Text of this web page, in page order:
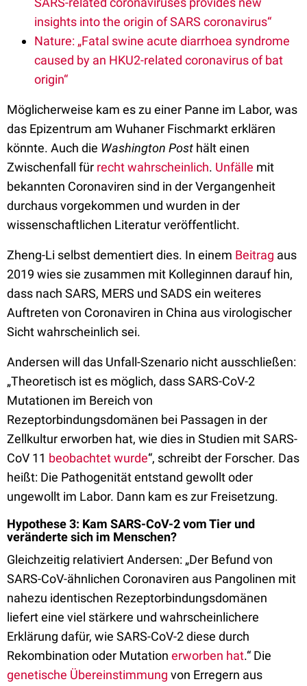
insights into the origin of SARS coronavirus“
Nature: „Fatal swine acute diarrhoea syndrome
caused by an HKU2-related coronavirus of bat
origin“
Möglicherweise kam es zu einer Panne im Labor, was
das Epizentrum am Wuhaner Fischmarkt erklären
könnte. Auch die Washington Post hält einen
Zwischenfall für recht wahrscheinlich. Unfälle mit
bekannten Coronaviren sind in der Vergangenheit
durchaus vorgekommen und wurden in der
wissenschaftlichen Literatur veröffentlicht.
Zheng-Li selbst dementiert dies. In einem Beitrag aus
2019 wies sie zusammen mit Kolleginnen darauf hin,
dass nach SARS, MERS und SADS ein weiteres
Auftreten von Coronaviren in China aus virologischer
Sicht wahrscheinlich sei.
Andersen will das Unfall-Szenario nicht ausschließen:
„Theoretisch ist es möglich, dass SARS-CoV-2
Mutationen im Bereich von
Rezeptorbindungsdomänen bei Passagen in der
Zellkultur erworben hat, wie dies in Studien mit SARS-
CoV 11 beobachtet wurde“, schreibt der Forscher. Das
heißt: Die Pathogenität entstand gewollt oder
ungewollt im Labor. Dann kam es zur Freisetzung.
Hypothese 3: Kam SARS-CoV-2 vom Tier und
veränderte sich im Menschen?
Gleichzeitig relativiert Andersen: „Der Befund von
SARS-CoV-ähnlichen Coronaviren aus Pangolinen mit
nahezu identischen Rezeptorbindungsdomänen
liefert eine viel stärkere und wahrscheinlichere
Erklärung dafür, wie SARS-CoV-2 diese durch
Rekombination oder Mutation erworben hat.“ Die
genetische Übereinstimmung von Erregern aus